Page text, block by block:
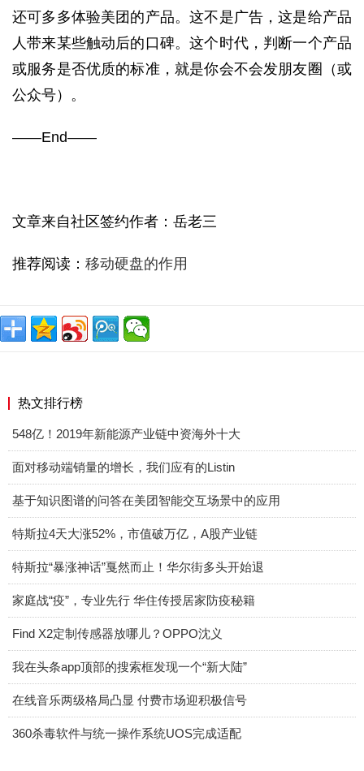
还可多多体验美团的产品。这不是广告，这是给产品
人带来某些触动后的口碑。这个时代，判断一个产品
或服务是否优质的标准，就是你会不会发朋友圈（或
公众号）。
——End——
文章来自社区签约作者：岳老三
推荐阅读： 移动硬盘的作用
热文排行榜
548亿！2019年新能源产业链中资海外十大
面对移动端销量的增长，我们应有的Listin
基于知识图谱的问答在美团智能交互场景中的应用
特斯拉4天大涨52%，市值破万亿，A股产业链
特斯拉“暴涨神话”戛然而止！华尔街多头开始退
家庭战“疫”，专业先行 华住传授居家防疫秘籍
Find X2定制传感器放哪儿？OPPO沈义
我在头条app顶部的搜索框发现一个“新大陆”
在线音乐两级格局凸显 付费市场迎积极信号
360杀毒软件与统一操作系统UOS完成适配